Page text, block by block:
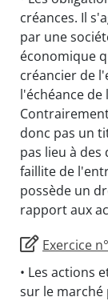
créances. Il
par une
économique
créancier de
l'échéance
donc pas un
pas lieu à des
faillite de
possède un
rapport aux
Exercice
• Les actions
sur le marché